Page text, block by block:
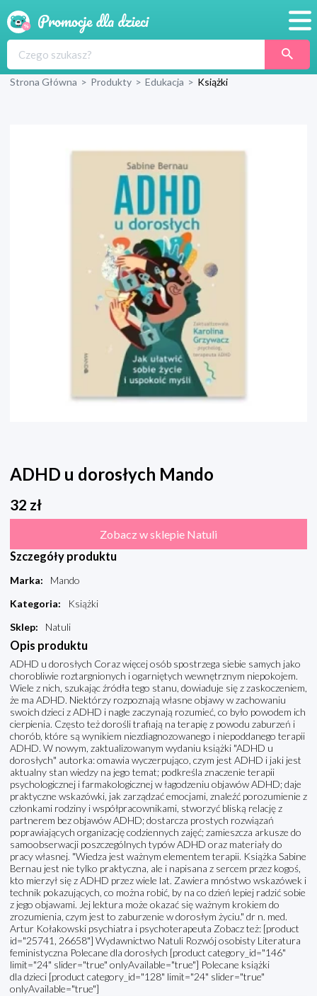
Produkty
Blog
Wyprawka
Strona Główna > Produkty > Edukacja > Książki
ADHD u dorosłych Mando
32 zł
Zobacz w sklepie Natuli
Szczegóły produktu
Marka:
Mando
Kategoria:
Książki
Sklep: Natuli
Opis produktu
ADHD u dorosłych Coraz więcej osób spostrzega siebie samych jako
chorobliwie roztargnionych i ogarniętych wewnętrznym niepokojem.
Wiele z nich, szukając źródła tego stanu, dowiaduje się z zaskoczeniem,
że ma ADHD. Niektórzy rozpoznają własne objawy w zachowaniu
swoich dzieci z ADHD i nagle zaczynają rozumieć, co było powodem ich
cierpienia. Często też dorośli trafiają na terapię z powodu zaburzeń i
chorób, które są wynikiem niezdiagnozowanego i niepoddanego terapii
ADHD. W nowym, zaktualizowanym wydaniu książki "ADHD u
dorosłych" autorka: omawia wyczerpująco, czym jest ADHD i jaki jest
aktualny stan wiedzy na jego temat; podkreśla znaczenie terapii
psychologicznej i farmakologicznej w łagodzeniu objawów ADHD; daje
praktyczne wskazówki, jak zarządzać emocjami, znaleźć porozumienie z
członkami rodziny i współpracownikami, stworzyć bliską relację z
partnerem bez objawów ADHD; dostarcza prostych rozwiązań
poprawiających organizację codziennych zajęć; zamieszcza arkusze do
samoobserwacji poszczególnych typów ADHD oraz materiały do
pracy własnej. "Wiedza jest ważnym elementem terapii. Książka Sabine
Bernau jest nie tylko praktyczna, ale i napisana z sercem przez kogoś,
kto mierzył się z ADHD przez wiele lat. Zawiera mnóstwo wskazówek i
technik pokazujących, co można robić, by na co dzień lepiej radzić sobie
z jego objawami. Jej lektura może okazać się ważnym krokiem do
zrozumienia, czym jest to zaburzenie w dorosłym życiu." dr n. med.
Artur Kołakowski psychiatra i psychoterapeuta Zobacz też: [product
id="25741, 26658"] Wydawnictwo Natuli Rozwój osobisty Literatura
feministyczna Polecane dla dorosłych [product category_id="146"
limit="24" slider="true" onlyAvailable="true"] Polecane książki
dla dzieci [product category_id="128" limit="24" slider="true"
onlyAvailable="true"]